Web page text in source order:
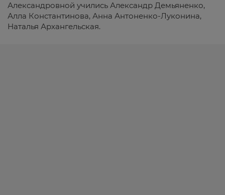
Александровной учились Александр Демьяненко,
Алла Константинова, Анна Антоненко-Луконина,
Наталья Архангельская.